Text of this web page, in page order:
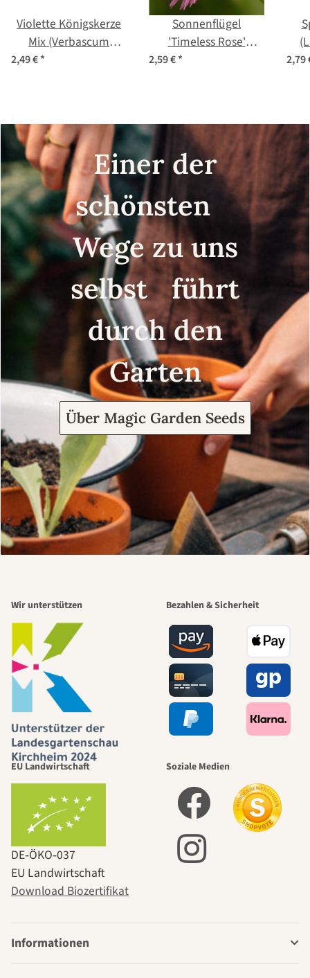
Violette Königskerze
Mix (Verbascum
phoeniceum) Samen
2,49 €*
Sonnenflügel
'Timeless Rose'
(Helipterum
2,59 €* 2,79
Einer der
schönsten
Wege zu uns
selbst führt
durch den
Garten
Über Magic Garden Seeds
Wir unterstützen Bezahlen & Sicherheit
EU Landwirtschaft
DE‑ÖKO‑037
EU Landwirtschaft
Download Biozertifikat
Soziale Medien
Informationen